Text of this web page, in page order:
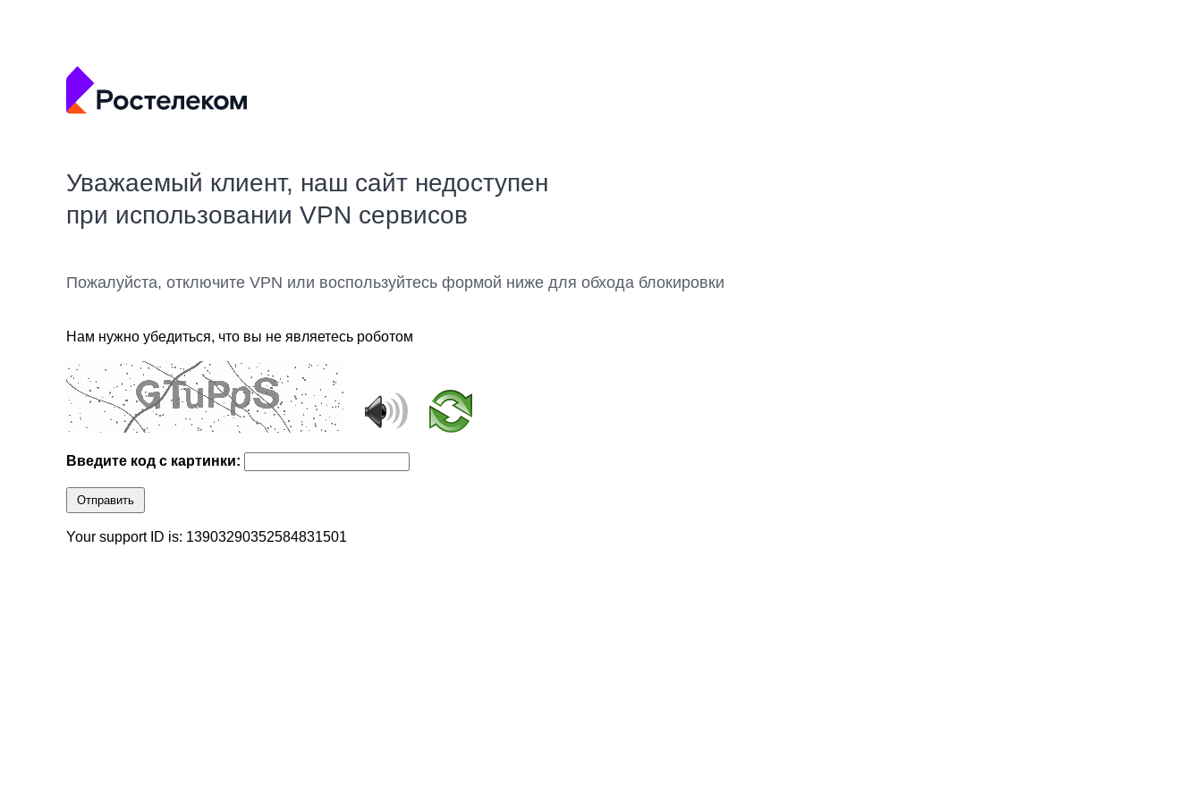
Уважаемый клиент, наш сайт недоступен
при использовании VPN сервисов
Пожалуйста, отключите VPN или воспользуйтесь формой ниже для обхода блокировки
Нам нужно убедиться, что вы не являетесь роботом
Введите код с картинки:
Отправить
Your support ID is: 13903290352584831501